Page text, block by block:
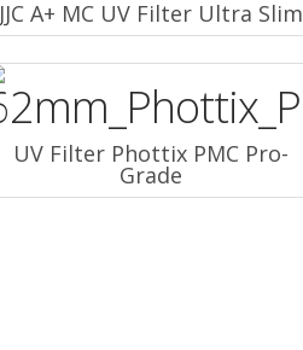
JJC A+ MC UV Filter Ultra Slim
UV Filter Phottix PMC Pro-
Grade